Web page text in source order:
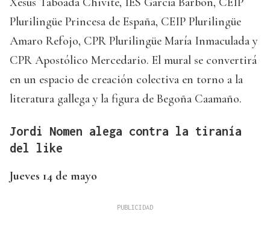
Plurilingüe Princesa de España, CEIP Plurilingüe
Amaro Refojo, CPR Plurilingüe María Inmaculada y
CPR Apostólico Mercedario. El mural se convertirá
en un espacio de creación colectiva en torno a la
literatura gallega y la figura de Begoña Caamaño.
Jordi Nomen alega contra la tiranía
del like
Jueves 14 de mayo